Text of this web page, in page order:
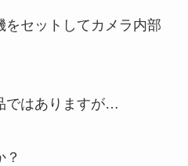
をセットしてカメラ内部
ではありますが…